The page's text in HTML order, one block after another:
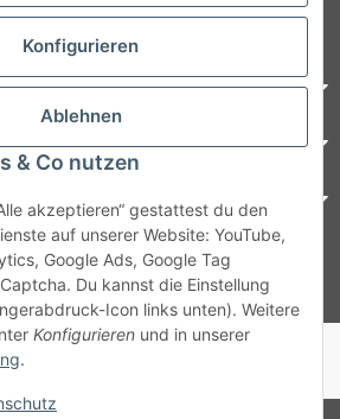
Konfigurieren
Ablehnen
& Co nutzen
akzeptieren“ gestattest du den
auf unserer Website: YouTube,
Google Ads, Google Tag
Du kannst die Einstellung
Icon links unten). Weitere
Konfigurieren und in unserer
.
- 2026 Lüllmann GmbH